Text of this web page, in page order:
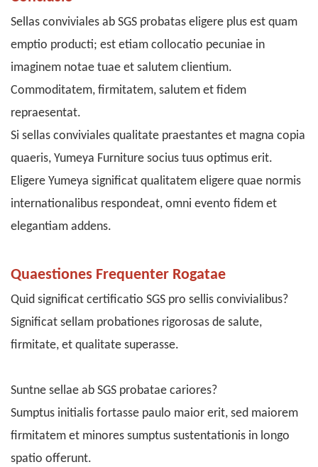
Sellas conviviales ab SGS probatas eligere plus est quam
emptio producti; est etiam collocatio pecuniae in
imaginem notae tuae et salutem clientium.
Commoditatem, firmitatem, salutem et fidem
repraesentat.
Si sellas conviviales qualitate praestantes et magna copia
quaeris, Yumeya Furniture socius tuus optimus erit.
Eligere Yumeya significat qualitatem eligere quae normis
internationalibus respondeat, omni evento fidem et
elegantiam addens.
Quaestiones Frequenter Rogatae
Quid significat certificatio SGS pro sellis convivialibus?
Significat sellam probationes rigorosas de salute,
firmitate, et qualitate superasse.
Suntne sellae ab SGS probatae cariores?
Sumptus initialis fortasse paulo maior erit, sed maiorem
firmitatem et minores sumptus sustentationis in longo
spatio offerunt.